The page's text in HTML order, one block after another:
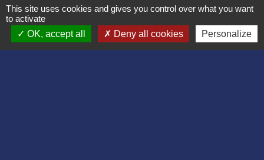
l'Union européenne open_in_new
Commission européenne
Établissement de la conventions d'honoraires
d'avocat en matière de divorceopen_in_new
This site uses cookies and gives you control over what you want
to activate
OK, accept all
Deny all cookies Personalize